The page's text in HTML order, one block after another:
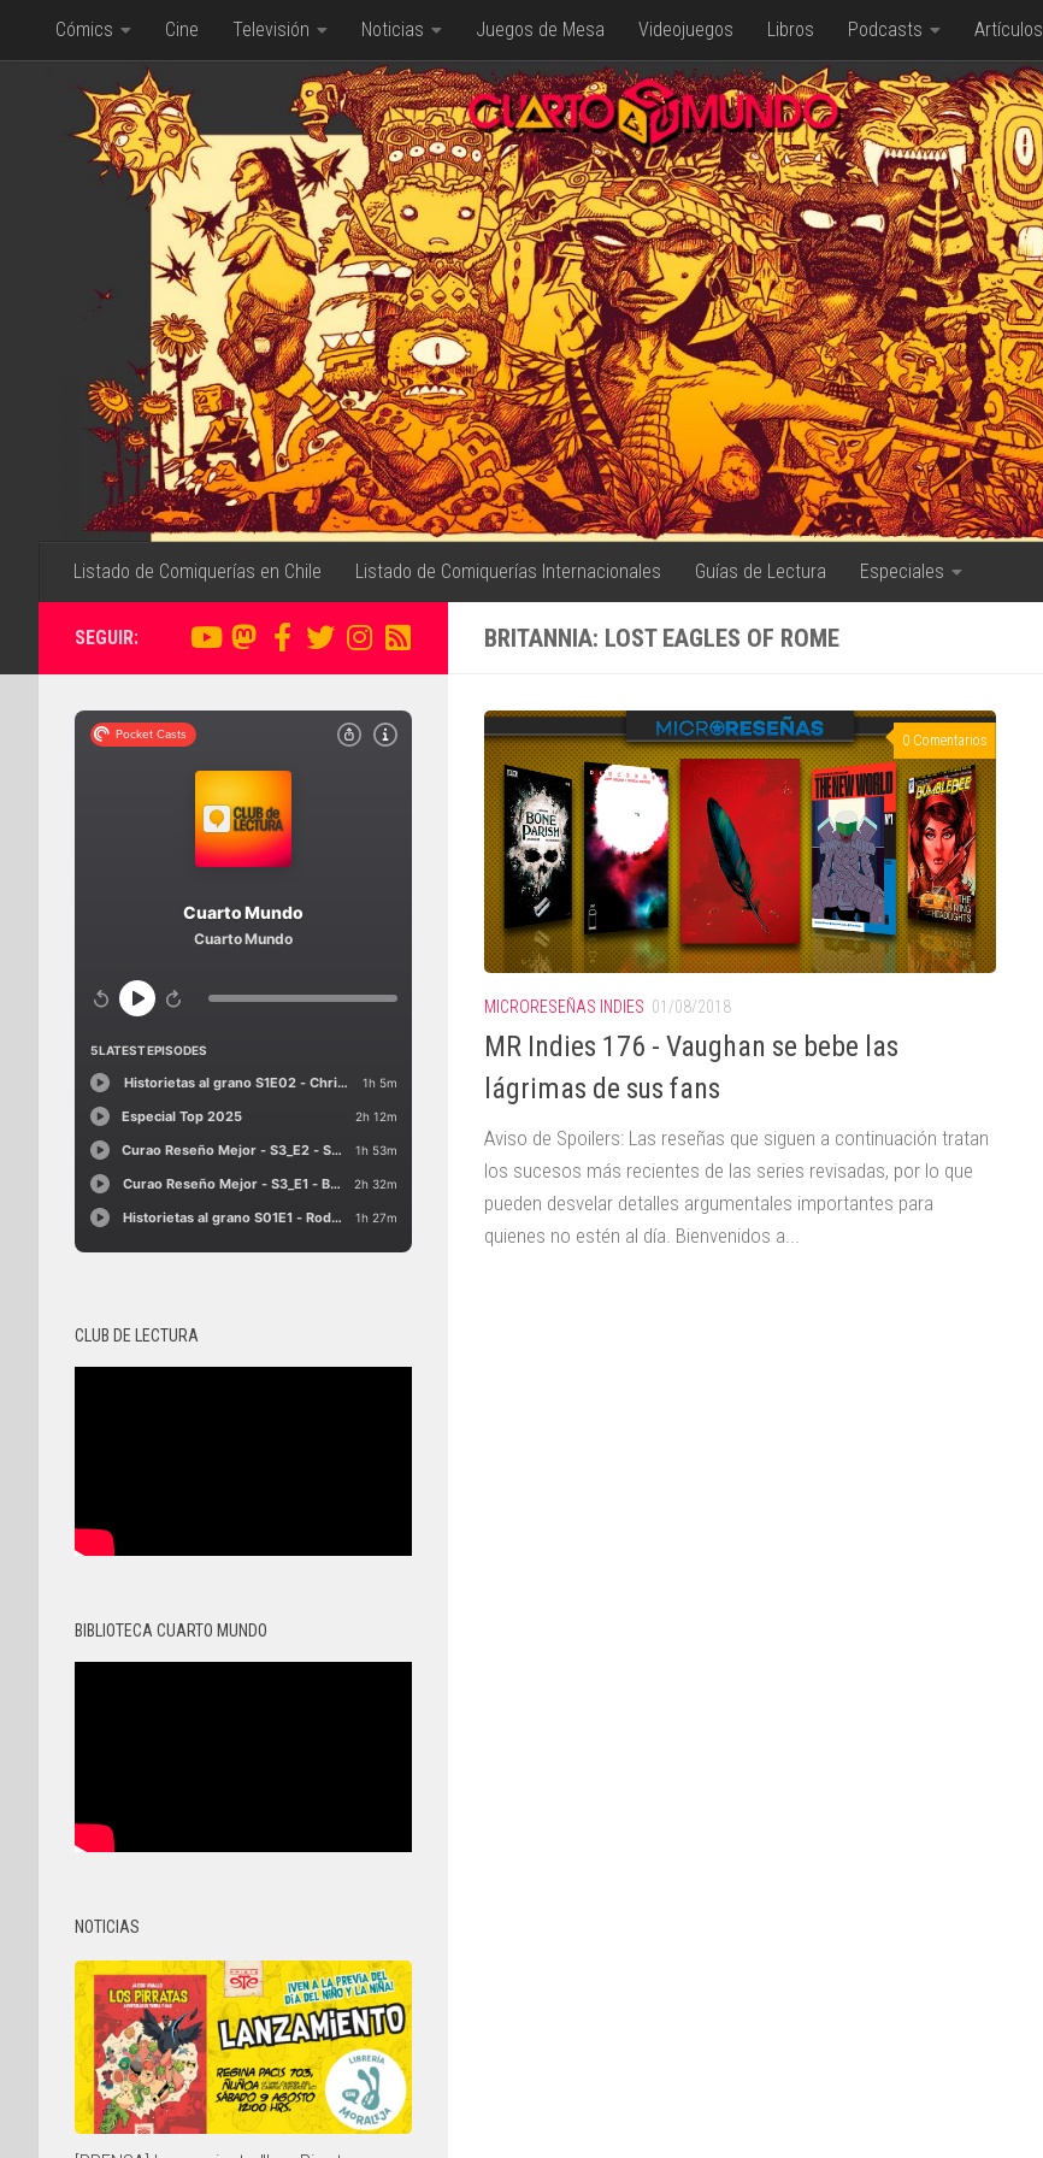
Saltar al contenido
Cómics Cine Televisión Noticias Juegos de Mesa Videojuegos Libros Podcasts Artículos
Listado de Comiquerías en Chile Listado de Comiquerías Internacionales Guías de Lectura Especiales
BRITANNIA: LOST EAGLES OF ROME
0 Comentarios
MICRORESEÑAS INDIES 01/08/2018
MR Indies 176 - Vaughan se bebe las
lágrimas de sus fans
Aviso de Spoilers: Las reseñas que siguen a continuación tratan
los sucesos más recientes de las series revisadas, por lo que
pueden desvelar detalles argumentales importantes para
quienes no estén al día. Bienvenidos a...
SEGUIR:
CLUB DE LECTURA
BIBLIOTECA CUARTO MUNDO
NOTICIAS